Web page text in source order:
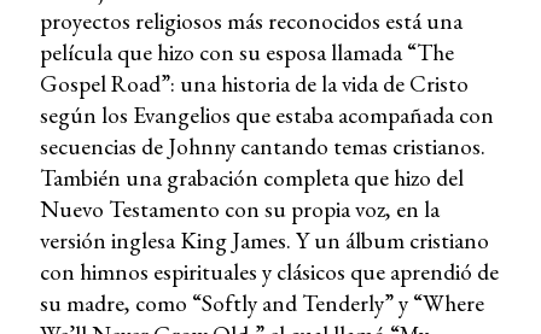
proyectos religiosos más reconocidos está una
película que hizo con su esposa llamada “The
Gospel Road”: una historia de la vida de Cristo
según los Evangelios que estaba acompañada con
secuencias de Johnny cantando temas cristianos.
También una grabación completa que hizo del
Nuevo Testamento con su propia voz, en la
versión inglesa King James. Y un álbum cristiano
con himnos espirituales y clásicos que aprendió de
su madre, como “Softly and Tenderly” y “Where